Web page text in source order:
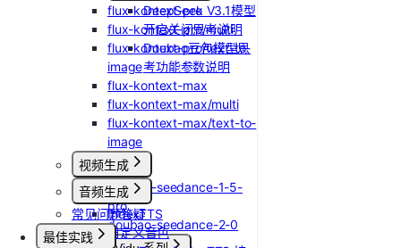
DeepSeek V3.1模型
开启关闭思考说明
Doubao豆包模型思
考功能参数说明
flux-kontext-pro
flux-kontext-pro/multi
flux-kontext-pro/text-to-
image
flux-kontext-max
flux-kontext-max/multi
flux-kontext-max/text-to-
image
视频生成
doubao-seedance-1-5-
pro
doubao-seedance-2-0
音频生成
IndexTTS
自定义音色
常见问题答疑
最佳实践